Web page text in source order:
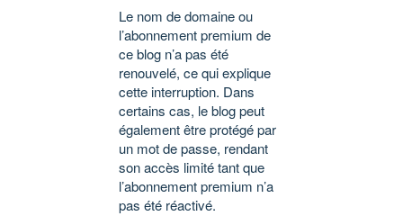
Le nom de domaine ou
l’abonnement premium de
ce blog n’a pas été
renouvelé, ce qui explique
cette interruption. Dans
certains cas, le blog peut
également être protégé par
un mot de passe, rendant
son accès limité tant que
l’abonnement premium n’a
pas été réactivé.